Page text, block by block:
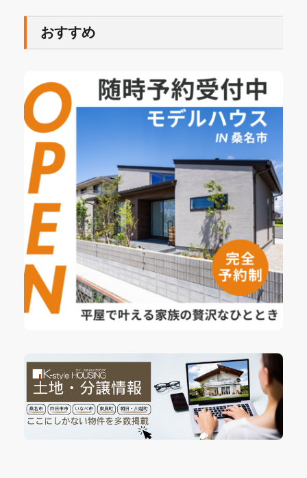
おすすめ